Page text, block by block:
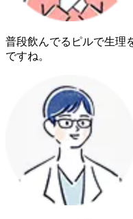
普段飲んでるピルで生理
ですね。